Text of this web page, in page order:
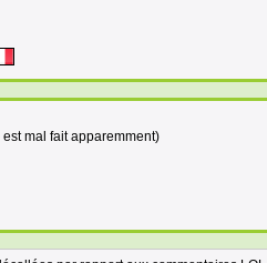
mal fait apparemment)